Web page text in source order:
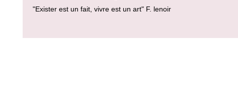
"Exister est un fait, vivre est un art" F. lenoir